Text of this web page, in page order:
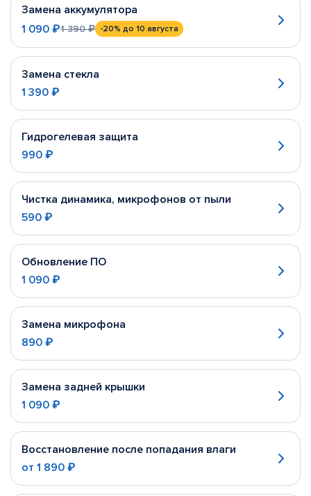
Замена аккумулятора
1 090 ₽1 390 ₽ -20% до 10 августа
Замена стекла
1 390 ₽
Гидрогелевая защита
990 ₽
Чистка динамика, микрофонов от пыли
590 ₽
Обновление ПО
1 090 ₽
Замена микрофона
890 ₽
Замена задней крышки
1 090 ₽
Восстановление после попадания влаги
от 1 890 ₽